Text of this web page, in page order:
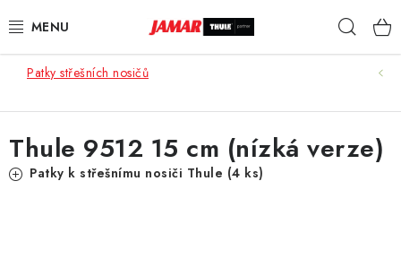
na
STŘEŠNÍ NOSIČE
STŘEŠNÍ BOXY
Patky střešních nosičů
Thule 9512 15 cm (nízká verze)
Patky k střešnímu nosiči Thule (4 ks)